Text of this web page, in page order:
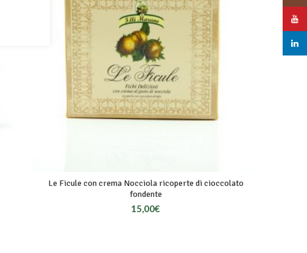
Le Ficule con crema Nocciola ricoperte di cioccolato
fondente
15,00€